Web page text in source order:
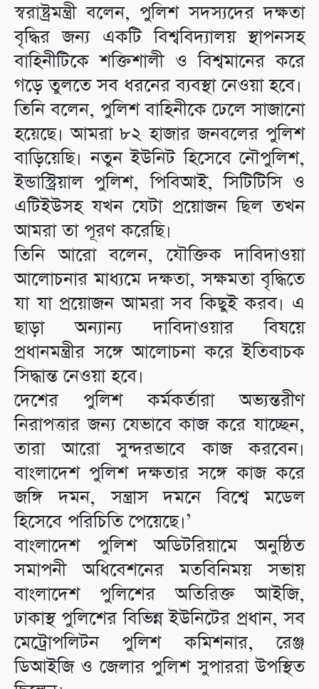
স্বরাষ্ট্রমন্ত্রী বলেন, পুলিশ সদস্যদের দক্ষতা
বৃদ্ধির জন্য একটি বিশ্ববিদ্যালয় স্থাপনসহ
বাহিনীটিকে শক্তিশালী ও বিশ্বমানের করে
গড়ে তুলতে সব ধরনের ব্যবস্থা নেওয়া হবে।
তিনি বলেন, পুলিশ বাহিনীকে ঢেলে সাজানো
হয়েছে। আমরা ৮২ হাজার জনবলের পুলিশ
বাড়িয়েছি। নতুন ইউনিট হিসেবে নৌপুলিশ,
ইন্ডাস্ট্রিয়াল পুলিশ, পিবিআই, সিটিটিসি ও
এটিইউসহ যখন যেটা প্রয়োজন ছিল তখন
আমরা তা পূরণ করেছি।
তিনি আরো বলেন, যৌক্তিক দাবিদাওয়া
আলোচনার মাধ্যমে দক্ষতা, সক্ষমতা বৃদ্ধিতে
যা যা প্রয়োজন আমরা সব কিছুই করব। এ
ছাড়া অন্যান্য দাবিদাওয়ার বিষয়ে
প্রধানমন্ত্রীর সঙ্গে আলোচনা করে ইতিবাচক
সিদ্ধান্ত নেওয়া হবে।
দেশের পুলিশ কর্মকর্তারা অভ্যন্তরীণ
নিরাপত্তার জন্য যেভাবে কাজ করে যাচ্ছেন,
তারা আরো সুন্দরভাবে কাজ করবেন।
বাংলাদেশ পুলিশ দক্ষতার সঙ্গে কাজ করে
জঙ্গি দমন, সন্ত্রাস দমনে বিশ্বে মডেল
হিসেবে পরিচিতি পেয়েছে।’
বাংলাদেশ পুলিশ অডিটরিয়ামে অনুষ্ঠিত
সমাপনী অধিবেশনের মতবিনিময় সভায়
বাংলাদেশ পুলিশের অতিরিক্ত আইজি,
ঢাকাস্থ পুলিশের বিভিন্ন ইউনিটের প্রধান, সব
মেট্রোপলিটন পুলিশ কমিশনার, রেঞ্জ
ডিআইজি ও জেলার পুলিশ সুপাররা উপস্থিত